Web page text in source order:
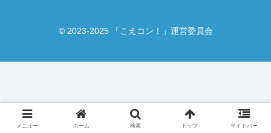
© 2023-2025 「こえコン！」運営委員会
メニュー ホーム 検索 トップ サイドバー